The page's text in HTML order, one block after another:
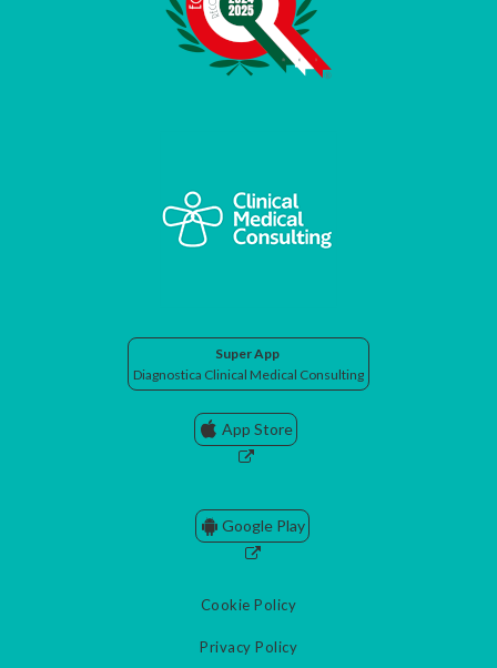
Super App
Diagnostica Clinical Medical Consulting
App Store
Google Play
Cookie Policy
Privacy Policy